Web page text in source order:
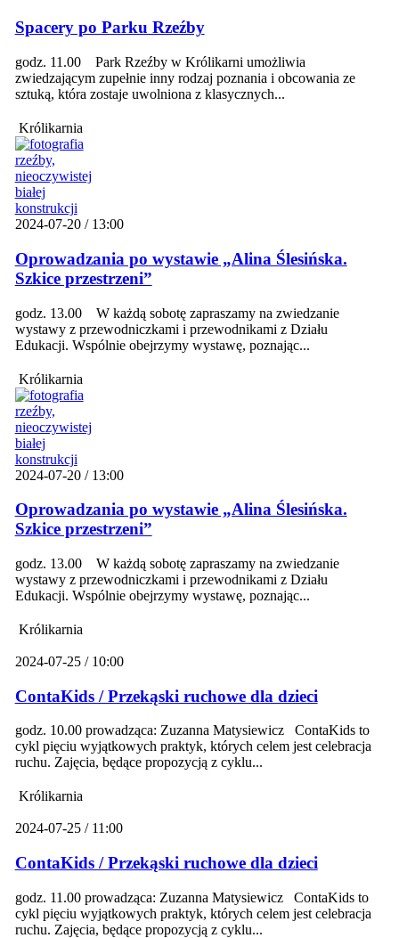
Spacery po Parku Rzeźby
godz. 11.00 Park Rzeźby w Królikarni umożliwia
zwiedzającym zupełnie inny rodzaj poznania i obcowania ze
sztuką, która zostaje uwolniona z klasycznych...
Królikarnia
2024-07-20 / 13:00
Oprowadzania po wystawie „Alina Ślesińska.
Szkice przestrzeni”
godz. 13.00 W każdą sobotę zapraszamy na zwiedzanie
wystawy z przewodniczkami i przewodnikami z Działu
Edukacji. Wspólnie obejrzymy wystawę, poznając...
Królikarnia
2024-07-20 / 13:00
Oprowadzania po wystawie „Alina Ślesińska.
Szkice przestrzeni”
godz. 13.00 W każdą sobotę zapraszamy na zwiedzanie
wystawy z przewodniczkami i przewodnikami z Działu
Edukacji. Wspólnie obejrzymy wystawę, poznając...
Królikarnia
2024-07-25 / 10:00
ContaKids / Przekąski ruchowe dla dzieci
godz. 10.00 prowadząca: Zuzanna Matysiewicz ContaKids to
cykl pięciu wyjątkowych praktyk, których celem jest celebracja
ruchu. Zajęcia, będące propozycją z cyklu...
Królikarnia
2024-07-25 / 11:00
ContaKids / Przekąski ruchowe dla dzieci
godz. 11.00 prowadząca: Zuzanna Matysiewicz ContaKids to
cykl pięciu wyjątkowych praktyk, których celem jest celebracja
ruchu. Zajęcia, będące propozycją z cyklu...